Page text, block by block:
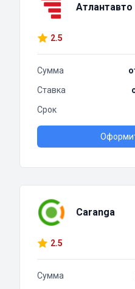
Атлантавто
2.5
Сумма
Ставка
Срок
Caranga
2.5
Сумма